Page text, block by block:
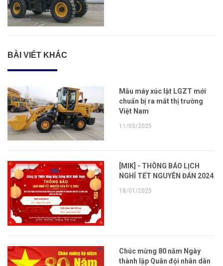
BÀI VIẾT KHÁC
Mẫu máy xúc lật LGZT mới
chuẩn bị ra mắt thị trường
Việt Nam
11/03/2025
[MIK] - THÔNG BÁO LỊCH
NGHỈ TẾT NGUYÊN ĐÁN 2024
18/01/2025
Chúc mừng 80 năm Ngày
thành lập Quân đội nhân dân